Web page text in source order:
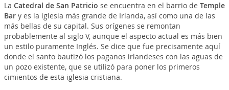
La Catedral de San Patricio se encuentra en el barrio de Temple
Bary es la iglesia más grande de Irlanda, así como una de las
más bellas de su capital. Sus orígenes se remontan
probablemente al siglo V, aunque el aspecto actual es más bien
un estilo puramente Inglés. Se dice que fue precisamente aquí
donde el santo bautizó los paganos irlandeses con las aguas de
un pozo existente, que se utilizó para poner los primeros
cimientos de esta iglesia cristiana.